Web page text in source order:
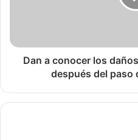
Dan a conocer los
después del paso